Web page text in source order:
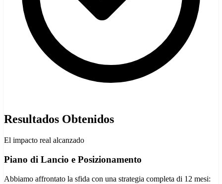
Resultados Obtenidos
El impacto real alcanzado
Piano di Lancio e Posizionamento
Abbiamo affrontato la sfida con una strategia completa di 12 mesi: